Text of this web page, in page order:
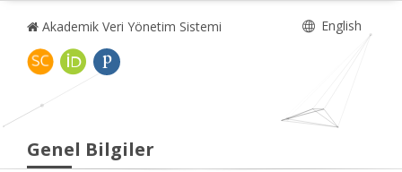
Akademik Veri Yönetim Sistemi English
Genel Bilgiler